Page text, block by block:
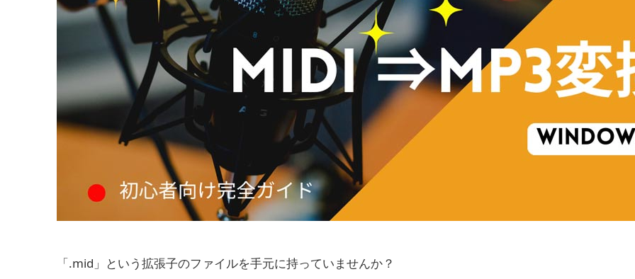
「.mid」という拡張子のファイルを手元に持っていませんか？